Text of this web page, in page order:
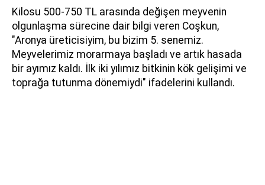
Kilosu 500-750 TL arasında değişen meyvenin
olgunlaşma sürecine dair bilgi veren Coşkun,
"Aronya üreticisiyim, bu bizim 5. senemiz.
Meyvelerimiz morarmaya başladı ve artık hasada
bir ayımız kaldı. İlk iki yılımız bitkinin kök gelişimi ve
toprağa tutunma dönemiydi" ifadelerini kullandı.